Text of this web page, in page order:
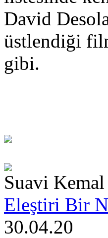
David
üstlendiği
gibi.
Suavi Kemal
Eleştiri Bir
30.04.20